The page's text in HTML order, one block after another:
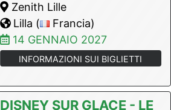
Zenith Lille
Lilla (
Francia)
14 GENNAIO 2027
INFORMAZIONI SUI BIGLIETTI
DISNEY SUR GLACE - LE